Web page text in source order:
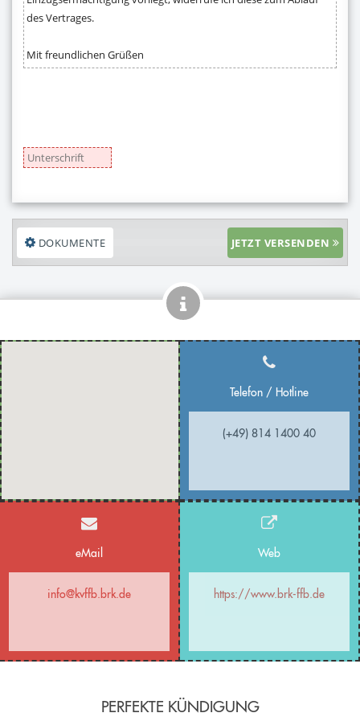
DOKUMENTE JETZT VERSENDEN
Telefon / Hotline
(+49) 814 1400 40
eMail
info@kvffb.brk.de
Web
https://www.brk-ffb.de
PERFEKTE KÜNDIGUNG